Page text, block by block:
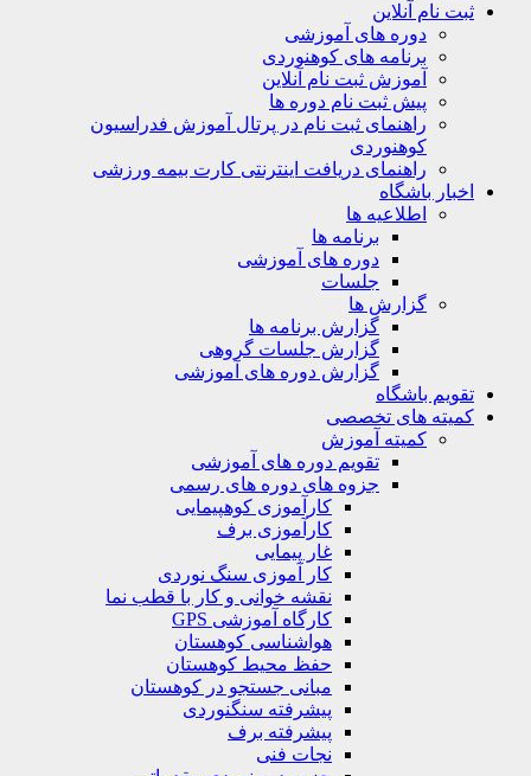
نام آنلاین
دوره های آموزشی
برنامه های کوهنوردی
آموزش ثبت نام آنلاین
پیش ثبت نام دوره ها
راهنمای ثبت نام در پرتال آموزش فدراسیون
کوهنوردی
راهنمای دریافت اینترنتی کارت بیمه ورزشی
باشگاه
اطلاعیه ها
برنامه ها
دوره های آموزشی
جلسات
گزارش ها
گزارش برنامه ها
گزارش جلسات گروهی
گزارش دوره های آموزشی
باشگاه
های تخصصی
کمیته آموزش
تقویم دوره های آموزشی
جزوه های دوره های رسمی
کارآموزی کوهپیمایی
کارآموزی برف
غار پیمایی
کار آموزی سنگ نوردی
نقشه خوانی و کار با قطب نما
کارگاه آموزشی GPS
هواشناسی کوهستان
حفظ محیط کوهستان
مبانی جستجو در کوهستان
پیشرفته سنگنوردی
پیشرفته برف
نجات فنی